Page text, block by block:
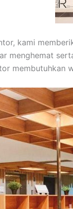
kami
menghemat
membutuhkan